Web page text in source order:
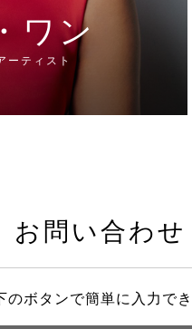
ワン
ーティスト
お問い合わせ
のボタンで簡単に入力で